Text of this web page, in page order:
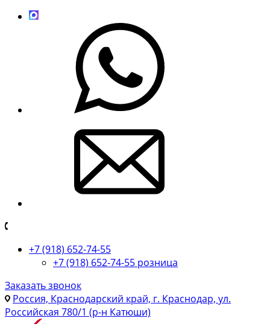
+7 (918) 652-74-55
+7 (918) 652-74-55 розница
Заказать звонок
Россия, Краснодарский край, г. Краснодар, ул.
Российская 780/1 (р-н Катюши)